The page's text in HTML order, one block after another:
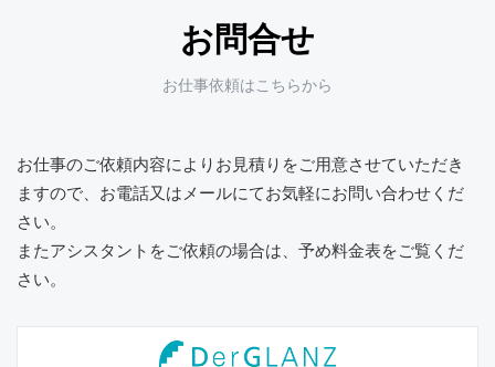
お問合せ
お仕事依頼はこちらから
お仕事のご依頼内容によりお見積りをご用意させていただき
ますので、 お電話又はメールにてお気軽にお問い合わせくだ
さい。
またアシスタントをご依頼の場合は、予め料金表をご覧くだ
さい。